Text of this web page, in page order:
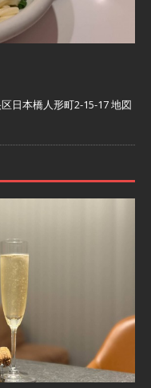
日本橋人形町2-15-17 地図